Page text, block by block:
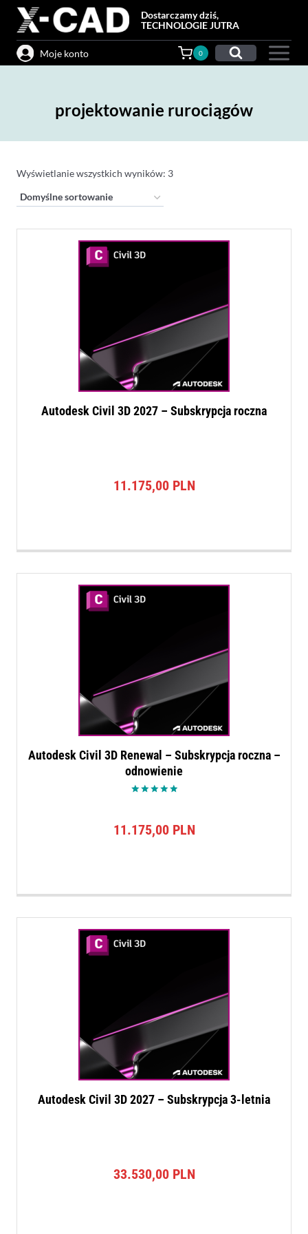
Przejdź
treści
Dostarczamy dziś,
TECHNOLOGIE JUTRA
Moje konto 0
projektowanie rurociągów
Wyświetlanie wszystkich wyników: 3
Autodesk Civil 3D 2027 – Subskrypcja roczna
11.175,00 PLN
Autodesk Civil 3D Renewal – Subskrypcja roczna –
odnowienie
11.175,00 PLN
Autodesk Civil 3D 2027 – Subskrypcja 3-letnia
33.530,00 PLN